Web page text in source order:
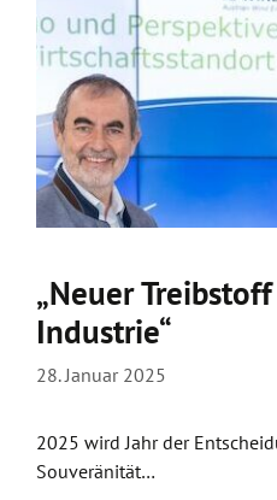
„Neuer
Industrie“
28. Januar 2025
2025 wird Jahr der
Souveränität…